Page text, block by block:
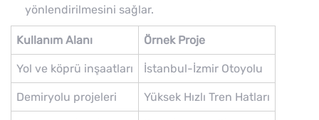
yönlendirilmesini sağlar.
Kullanım Alanı Örnek Proje
Yol ve köprü inşaatları İstanbul-İzmir Otoyolu
Demiryolu projeleri Yüksek Hızlı Tren Hatları